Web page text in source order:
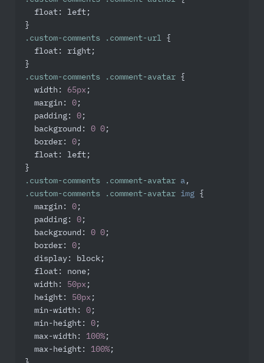
float : left;
.custom-comments
.comment-url {
float : right;
.custom-comments
.comment-avatar {
width : 65px ;
margin : 0 ;
padding : 0 ;
background : 0 0 ;
border : 0 ;
float : left;
.custom-comments
.comment-avatar a
.custom-comments
.comment-avatar img {
margin : 0 ;
padding : 0 ;
background : 0 0 ;
border : 0 ;
display : block;
float : none;
width : 50px ;
height : 50px ;
min-width : 0 ;
min-height : 0 ;
max-width : 100% ;
max-height : 100% ;